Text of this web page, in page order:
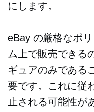
にします。
eBay の厳格なポ
ム上で販売できる
ギュアのみである
要です。これに従
止される可能性が